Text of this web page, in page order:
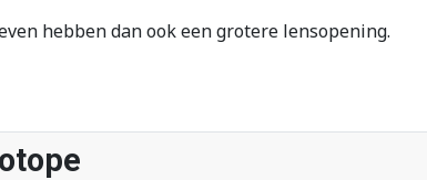
hebben dan ook een grotere lensopening.